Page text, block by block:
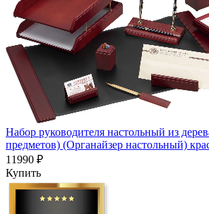
Набор руководителя настольный из
предметов) (Органайзер настольный)
11990 ₽
Купить